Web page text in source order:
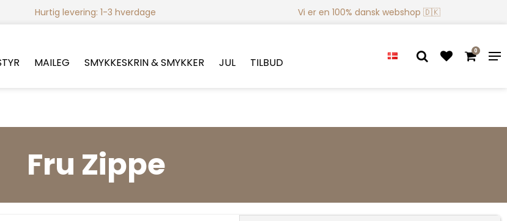
Hurtig levering: 1-3 hverdage Vi er en 100% dansk webshop 🇩🇰
MAILEG SMYKKESKRIN & SMYKKER JUL TILBUD
0
Fru Zippe